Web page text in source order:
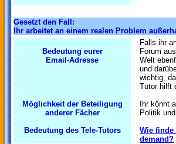
Gesetzt den Fall:
Ihr arbeitet an einem realen Problem
Bedeutung eurer
Email-Adresse
Falls ihr
Forum
Welt
und
wichtig,
Tutor hilft
Möglichkeit der Beteiligung
anderer Fächer
Ihr könnt
Politik
Bedeutung des Tele-Tutors
Wie
demand?